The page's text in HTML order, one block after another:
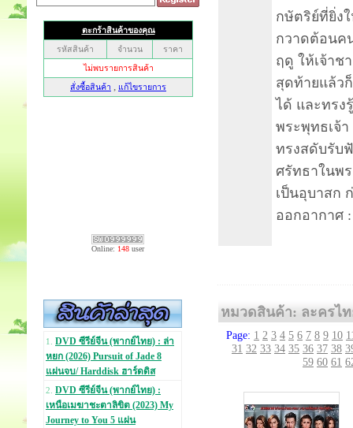
Online: 148 user
1. DVD ซีรีย์จีน (พากย์ไทย) : ล่า
หยก (2026) Pursuit of Jade 8
แผ่นจบ/ Harddisk ฮาร์ดดิส
2. DVD ซีรีย์จีน (พากย์ไทย) :
เหนือเมฆาชะตาลิขิต (2023) My
Journey to You 5 แผ่น
กษัตริย์ที่ยิ่ง
กวาดต้อนค
ฤดู ให้เจ้าช
สุดท้ายแล้ว
ได้ และทรง
พระพุทธเจ้
ทรงสดับรับ
ศรัทธาในพ
เป็นอุบาสก
ออกอากาศ :
หมวดสินค้า: ละครไท
Page: 1 2 3 4 5 6 7 8 9 10
31 32 33 34 35 36 37 38
59 60 61